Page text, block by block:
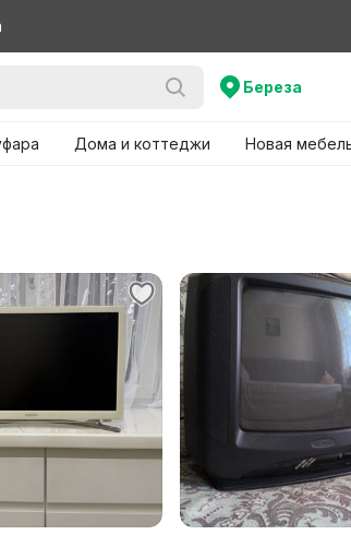
Береза
Дома и коттеджи Новая